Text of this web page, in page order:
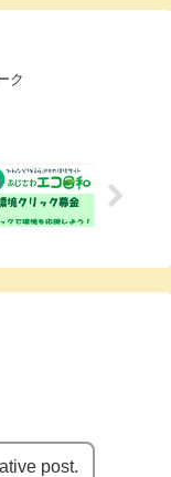
ク
post.